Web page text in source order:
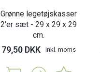
Grønne legetøjskasser
2'er sæt - 29 x 29 x 29
cm.
79,50 DKK Inkl. moms